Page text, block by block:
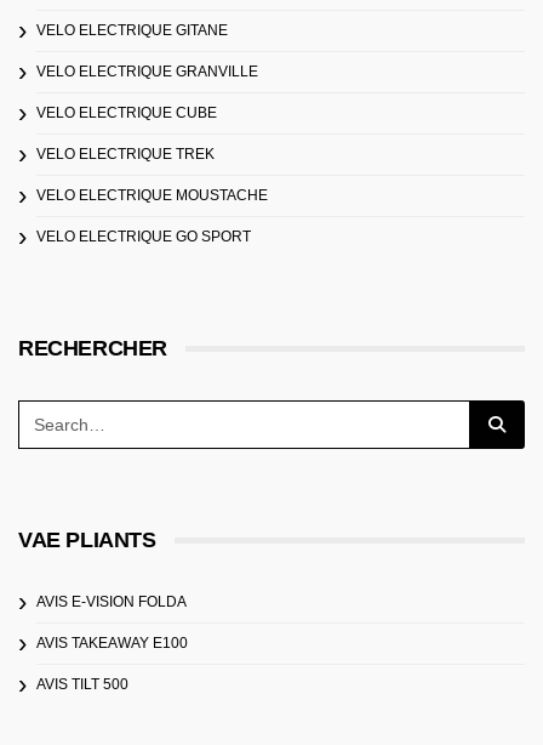
VELO ELECTRIQUE GITANE
VELO ELECTRIQUE GRANVILLE
VELO ELECTRIQUE CUBE
VELO ELECTRIQUE TREK
VELO ELECTRIQUE MOUSTACHE
VELO ELECTRIQUE GO SPORT
RECHERCHER
VAE PLIANTS
AVIS E-VISION FOLDA
AVIS TAKEAWAY E100
AVIS TILT 500